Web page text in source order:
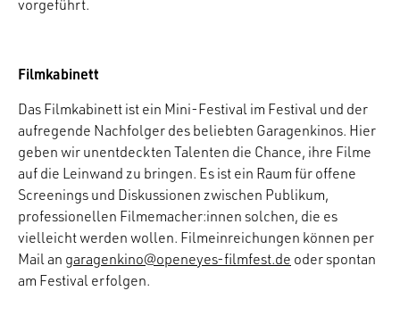
vorgeführt.
Filmkabinett
Das Filmkabinett ist ein Mini-Festival im Festival und der
aufregende Nachfolger des beliebten Garagenkinos. Hier
geben wir unentdeckten Talenten die Chance, ihre Filme
auf die Leinwand zu bringen. Es ist ein Raum für offene
Screenings und Diskussionen zwischen Publikum,
professionellen Filmemacher:innen solchen, die es
vielleicht werden wollen. Filmeinreichungen können per
Mail an garagenkino@openeyes-filmfest.de oder spontan
am Festival erfolgen.